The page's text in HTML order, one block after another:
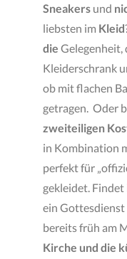
Sneakers und
liebsten im Kleid
die Gelegenheit,
Kleiderschrank
ob mit flachen
getragen. Oder
zweiteiligen
in Kombination
perfekt für
gekleidet.
ein
bereits früh am
Kirche und die